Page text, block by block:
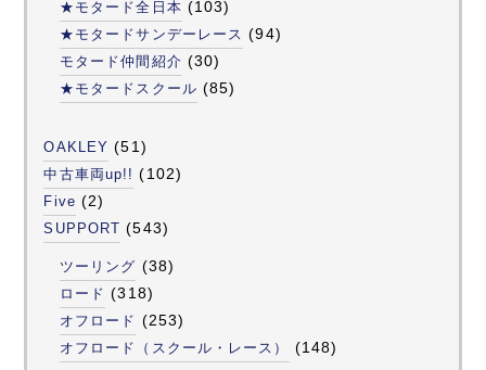
★モタード全日本 (103)
★モタードサンデーレース (94)
モタード仲間紹介 (30)
★モタードスクール (85)
OAKLEY (51)
中古車両up!! (102)
Five (2)
SUPPORT (543)
ツーリング (38)
ロード (318)
オフロード (253)
オフロード（スクール・レース） (148)